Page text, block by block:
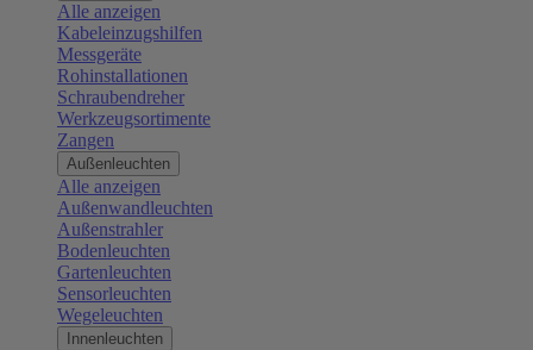
Alle anzeigen
Kabeleinzugshilfen
Messgeräte
Rohinstallationen
Schraubendreher
Werkzeugsortimente
Zangen
Außenleuchten
Alle anzeigen
Außenwandleuchten
Außenstrahler
Bodenleuchten
Gartenleuchten
Sensorleuchten
Wegeleuchten
Innenleuchten